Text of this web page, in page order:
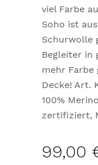
viel Farbe
Soho ist
Schurwolle
Begleiter in
mehr Farbe
Decke! Art.
100%
zertifiziert,
99,00